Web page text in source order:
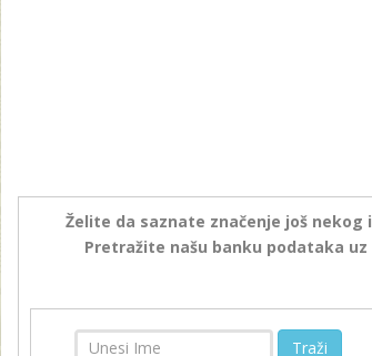
Želite da saznate značenje još nekog
Pretražite našu banku podataka
Traži